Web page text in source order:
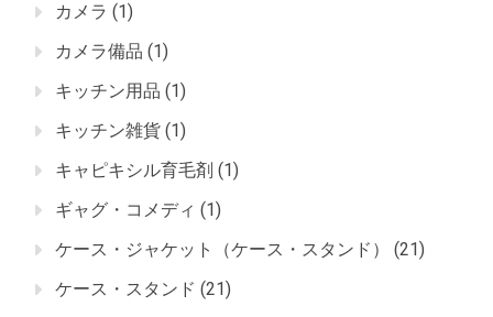
カメラ (1)
カメラ備品 (1)
キッチン用品 (1)
キッチン雑貨 (1)
キャピキシル育毛剤 (1)
ギャグ・コメディ (1)
ケース・ジャケット（ケース・スタンド）
(21)
ケース・スタンド (21)